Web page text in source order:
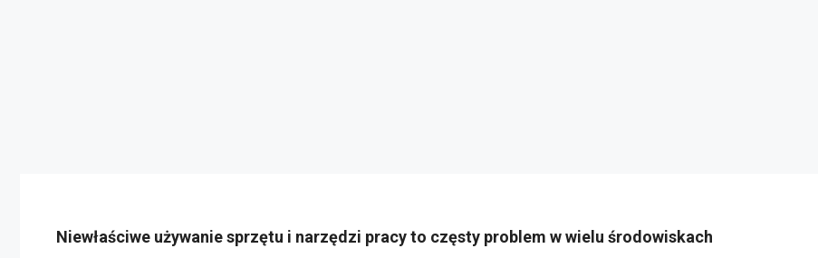
Niewłaściwe używanie sprzętu i narzędzi pracy to częsty problem w wielu środowiskach